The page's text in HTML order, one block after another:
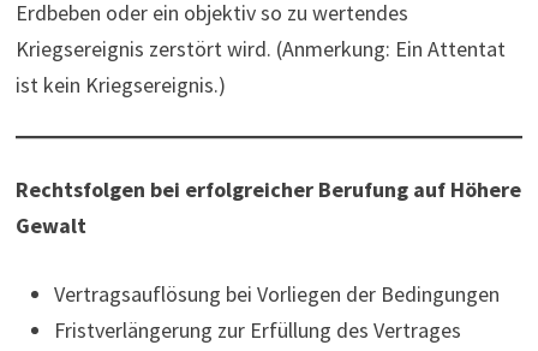
Erdbeben oder ein objektiv so zu wertendes
Kriegsereignis zerstört wird. (Anmerkung: Ein Attentat
ist kein Kriegsereignis.)
Rechts­folgen bei erfolgreicher Berufung auf Höhere
Gewalt
Ver­tragsauflösung bei Vorliegen der Bedingungen
Fristverlängerung zur Erfüllung des Vertrages